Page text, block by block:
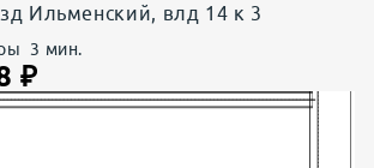
Ильменский, влд 14 к 3
3 мин.
₽